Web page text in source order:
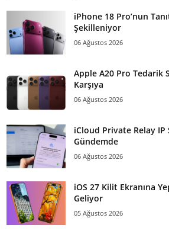
iPhone 18 Pro’nun
Şekilleniyor
06 Ağustos 2026
Apple A20 Pro Tedarik
Karşıya
06 Ağustos 2026
iCloud Private Relay IP
Gündemde
06 Ağustos 2026
iOS 27 Kilit Ekranına
Geliyor
05 Ağustos 2026